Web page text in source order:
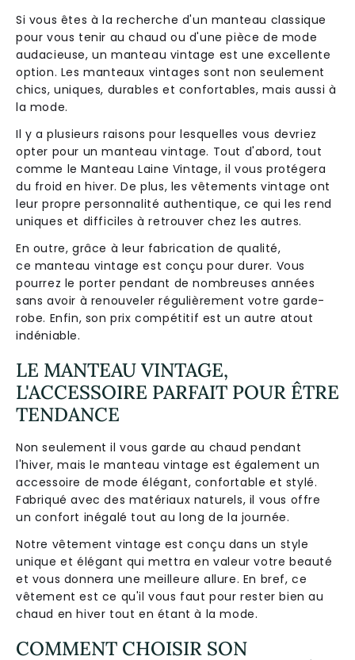
Si vous êtes à la recherche d'un manteau classique
pour vous tenir au chaud ou d'une pièce de mode
audacieuse, un manteau vintage est une excellente
option. Les manteaux vintages sont non seulement
chics, uniques, durables et confortables, mais aussi à
la mode.
Il y a plusieurs raisons pour lesquelles vous devriez
opter pour un manteau vintage. Tout d'abord, tout
comme le Manteau Laine Vintage, il vous protégera
du froid en hiver. De plus, les vêtements vintage ont
leur propre personnalité authentique, ce qui les rend
uniques et difficiles à retrouver chez les autres.
En outre, grâce à leur fabrication de qualité,
ce manteau vintage est conçu pour durer. Vous
pourrez le porter pendant de nombreuses années
sans avoir à renouveler régulièrement votre garde-
robe. Enfin, son prix compétitif est un autre atout
indéniable.
LE MANTEAU VINTAGE,
L'ACCESSOIRE PARFAIT POUR ÊTRE
TENDANCE
Non seulement il vous garde au chaud pendant
l'hiver, mais le manteau vintage est également un
accessoire de mode élégant, confortable et stylé.
Fabriqué avec des matériaux naturels, il vous offre
un confort inégalé tout au long de la journée.
Notre vêtement vintage est conçu dans un style
unique et élégant qui mettra en valeur votre beauté
et vous donnera une meilleure allure. En bref, ce
vêtement est ce qu'il vous faut pour rester bien au
chaud en hiver tout en étant à la mode.
COMMENT CHOISIR SON